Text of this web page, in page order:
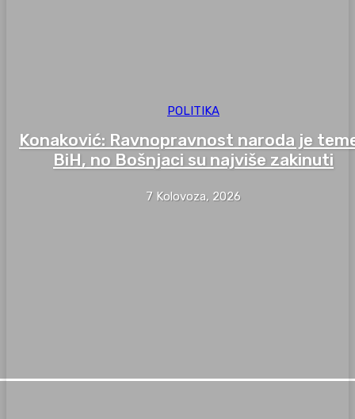
POLITIKA
Konaković: Ravnopravnost naroda je
BiH, no Bošnjaci su najviše zakinuti
7 Kolovoza, 2026